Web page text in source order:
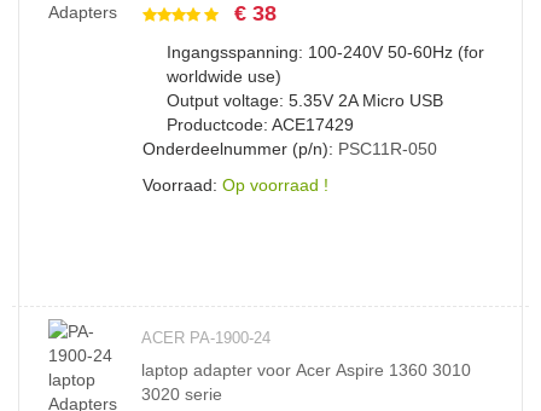
€ 38
Ingangsspanning: 100-240V 50-60Hz (for
worldwide use)
Output voltage: 5.35V 2A Micro USB
Productcode: ACE17429
Onderdeelnummer (p/n): PSC11R-050
Voorraad: Op voorraad !
ACER PA-1900-24
laptop adapter voor Acer Aspire 1360 3010
3020 serie